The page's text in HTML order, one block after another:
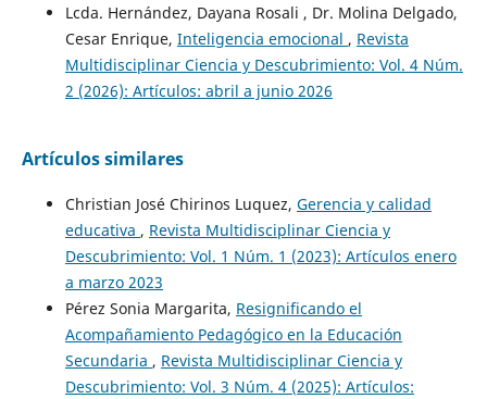
Lcda. Hernández, Dayana Rosali , Dr. Molina Delgado,
Cesar Enrique, Inteligencia emocional , Revista
Multidisciplinar Ciencia y Descubrimiento: Vol. 4 Núm.
2 (2026): Artículos: abril a junio 2026
Artículos similares
Christian José Chirinos Luquez, Gerencia y calidad
educativa , Revista Multidisciplinar Ciencia y
Descubrimiento: Vol. 1 Núm. 1 (2023): Artículos enero
a marzo 2023
Pérez Sonia Margarita, Resignificando el
Acompañamiento Pedagógico en la Educación
Secundaria , Revista Multidisciplinar Ciencia y
Descubrimiento: Vol. 3 Núm. 4 (2025): Artículos: